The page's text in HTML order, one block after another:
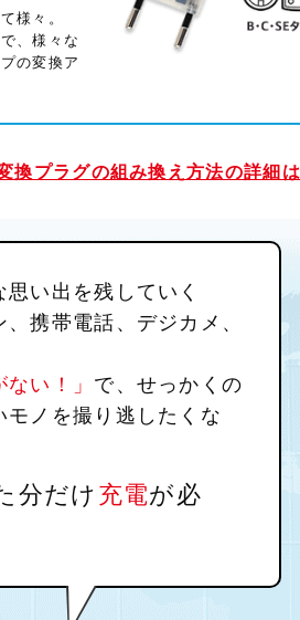
様々。
、様々な
の変換ア
換プラグの組み換え方法の詳細は
い出を残していく
携帯電話、デジカメ、
ない！」 で、せっかくの
モノを撮り逃したくな
分だけ 充電が必